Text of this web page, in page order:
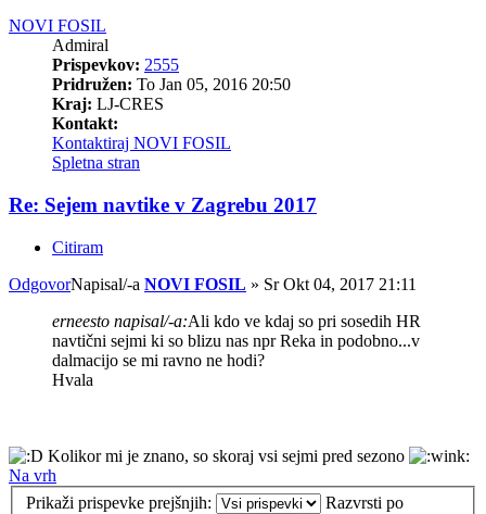
NOVI FOSIL
Admiral
Prispevkov: 2555
Pridružen: To Jan 05, 2016 20:50
Kraj: LJ-CRES
Kontakt:
Kontaktiraj NOVI FOSIL
Spletna stran
Re: Sejem navtike v Zagrebu 2017
Citiram
OdgovorNapisal/-a NOVI FOSIL » Sr Okt 04, 2017 21:11
erneesto napisal/-a:Ali kdo ve kdaj so pri sosedih HR
navtični sejmi ki so blizu nas npr Reka in podobno...v
dalmacijo se mi ravno ne hodi?
Hvala
Kolikor mi je znano, so skoraj vsi sejmi pred sezono
Na vrh
Prikaži prispevke prejšnjih:
Razvrsti po